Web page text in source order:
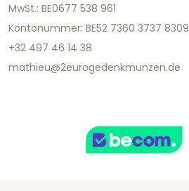
MwSt.: BE0677 538 961
Kontonummer: BE52 7360 3737 8309
+32 497 46 14 38
mathieu@2eurogedenkmunzen.de